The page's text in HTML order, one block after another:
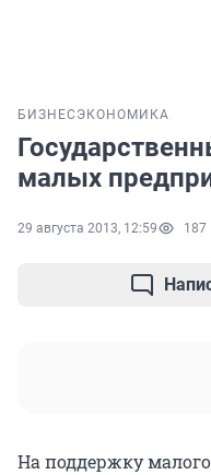
БИЗНЕС ЭКОНОМИКА
малых
29 августа 2013, 12:59 187
На поддержку